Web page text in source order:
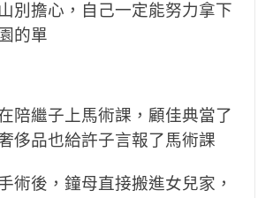
別擔心，自己一定能努力拿下
的單
陪繼子上馬術課，顧佳典當了
侈品也給許子言報了馬術課
術後，鐘母直接搬進女兒家，